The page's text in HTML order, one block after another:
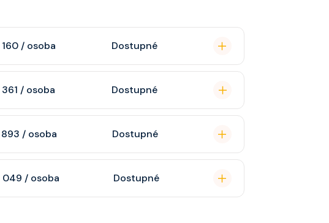
160 / osoba Dostupné
koupelnu se
TV, rádio,
361 / osoba Dostupné
výhledem dle
893 / osoba Dostupné
koupelnu
TV,
049 / osoba Dostupné